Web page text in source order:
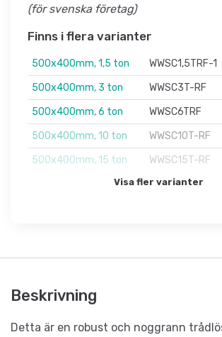
(för svenska företag)
Finns i flera varianter
500x400mm, 1,5 ton WWSC1,5TRF-1
500x400mm, 3 ton
WWSC3T-RF
500x400mm, 6 ton
WWSC6TRF
500x400mm, 10 ton
WWSC10T-RF
500x400mm, 15 ton
WWSC15T-RF
Visa fler varianter
Beskrivning
Detta är en robust och noggrann